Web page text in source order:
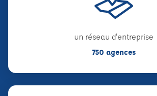
un réseau d'entreprise
750 agences